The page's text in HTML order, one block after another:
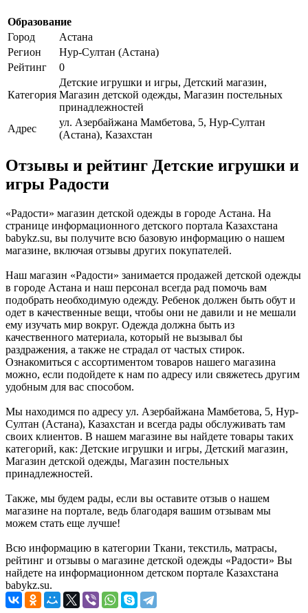
Образование
Город
Астана
Регион
Нур-Султан (Астана)
Рейтинг
0
Категория
Детские игрушки и игры, Детский магазин,
Магазин детской одежды, Магазин постельных
принадлежностей
Адрес
ул. Азербайжана Мамбетова, 5, Нур-Султан
(Астана), Казахстан
Отзывы и рейтинг Детские игрушки и
игры Радости
«Радости» магазин детской одежды в городе Астана. На
странице информационного детского портала Казахстана
babykz.su, вы получите всю базовую информацию о нашем
магазине, включая отзывы других покупателей.
Наш магазин «Радости» занимается продажей детской одежды
в городе Астана и наш персонал всегда рад помочь вам
подобрать необходимую одежду. Ребенок должен быть обут и
одет в качественные вещи, чтобы они не давили и не мешали
ему изучать мир вокруг. Одежда должна быть из
качественного материала, который не вызывал бы
раздражения, а также не страдал от частых стирок.
Ознакомиться с ассортиментом товаров нашего магазина
можно, если подойдете к нам по адресу или свяжетесь другим
удобным для вас способом.
Мы находимся по адресу ул. Азербайжана Мамбетова, 5, Нур-
Султан (Астана), Казахстан и всегда рады обслуживать там
своих клиентов. В нашем магазине вы найдете товары таких
категорий, как: Детские игрушки и игры, Детский магазин,
Магазин детской одежды, Магазин постельных
принадлежностей.
Также, мы будем рады, если вы оставите отзыв о нашем
магазине на портале, ведь благодаря вашим отзывам мы
можем стать еще лучше!
Всю информацию в категории Ткани, текстиль, матрасы,
рейтинг и отзывы о магазине детской одежды «Радости» Вы
найдете на информационном детском портале Казахстана
babykz.su.